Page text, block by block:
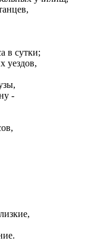
в сутки;
уездов,
-